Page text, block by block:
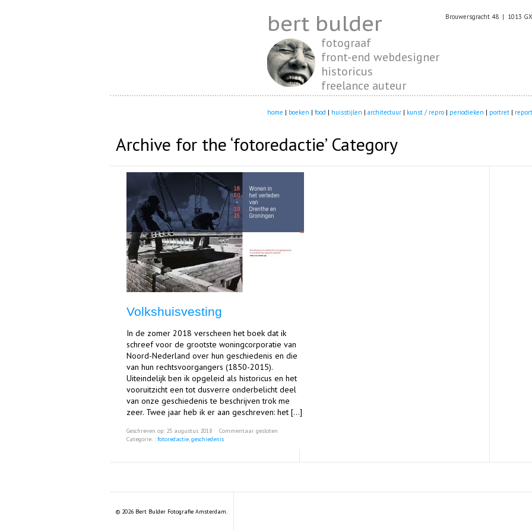
Brouwersgracht 48 | 1013
bert bulder
fotograaf
front-end webdesigner
historicus
freelance auteur
home | boeken | food | huisstijlen | architectuur | kunst / repro | periodieken | portret |
Archive for the ‘fotoredactie’ Category
Volkshuisvesting
In de zomer 2018 verscheen het boek dat ik
schreef voor de grootste woningcorporatie van
Noord-Nederland over hun geschiedenis en die
van hun rechtsvoorgangers (1850-2015).
Uiteindelijk ben ik opgeleid als historicus en het
vooruitzicht een tot dusverre onderbelicht deel
van onze geschiedenis te beschrijven trok me
zeer. Twee jaar heb ik er aan geschreven: het […]
Geschreven op: 25 augustus 2018 ˑCommentaar gesloten
Categorie: :fotoredactie,geschiedenis
© 2026 Bert Bulder Fotografie Amsterdam.